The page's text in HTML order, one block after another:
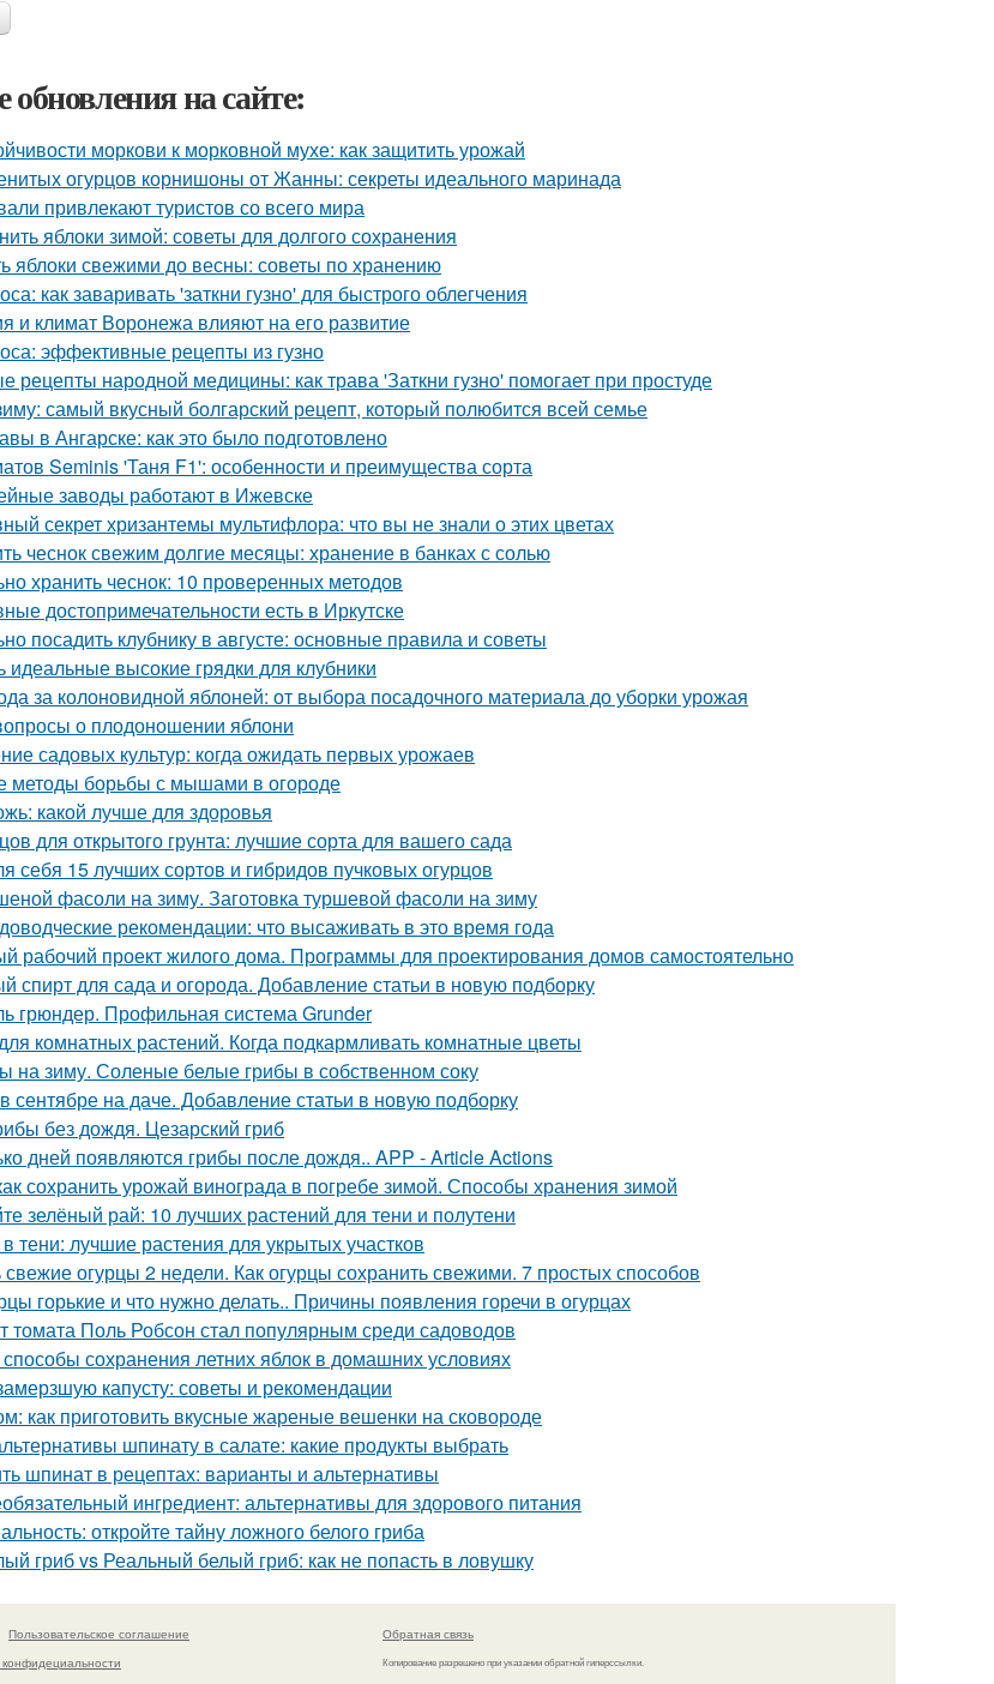
обновления на сайте:
моркови к морковной мухе: как защитить урожай
огурцов корнишоны от Жанны: секреты идеального маринада
привлекают туристов со всего мира
яблоки зимой: советы для долгого сохранения
яблоки свежими до весны: советы по хранению
как заваривать 'заткни гузно' для быстрого облегчения
и климат Воронежа влияют на его развитие
эффективные рецепты из гузно
рецепты народной медицины: как трава 'Заткни гузно' помогает при простуде
самый вкусный болгарский рецепт, который полюбится всей семье
в Ангарске: как это было подготовлено
Seminis 'Таня F1': особенности и преимущества сорта
заводы работают в Ижевске
секрет хризантемы мультифлора: что вы не знали о этих цветах
чеснок свежим долгие месяцы: хранение в банках с солью
хранить чеснок: 10 проверенных методов
достопримечательности есть в Иркутске
посадить клубнику в августе: основные правила и советы
идеальные высокие грядки для клубники
за колоновидной яблоней: от выбора посадочного материала до уборки урожая
о плодоношении яблони
садовых культур: когда ожидать первых урожаев
методы борьбы с мышами в огороде
какой лучше для здоровья
для открытого грунта: лучшие сорта для вашего сада
себя 15 лучших сортов и гибридов пучковых огурцов
фасоли на зиму. Заготовка туршевой фасоли на зиму
рекомендации: что высаживать в это время года
рабочий проект жилого дома. Программы для проектирования домов самостоятельно
спирт для сада и огорода. Добавление статьи в новую подборку
грюндер. Профильная система Grunder
комнатных растений. Когда подкармливать комнатные цветы
на зиму. Соленые белые грибы в собственном соку
сентябре на даче. Добавление статьи в новую подборку
без дождя. Цезарский гриб
дней появляются грибы после дождя.. APP - Article Actions
сохранить урожай винограда в погребе зимой. Способы хранения зимой
зелёный рай: 10 лучших растений для тени и полутени
тени: лучшие растения для укрытых участков
свежие огурцы 2 недели. Как огурцы сохранить свежими. 7 простых способов
горькие и что нужно делать.. Причины появления горечи в огурцах
томата Поль Робсон стал популярным среди садоводов
сохранения летних яблок в домашних условиях
капусту: советы и рекомендации
как приготовить вкусные жареные вешенки на сковороде
шпинату в салате: какие продукты выбрать
шпинат в рецептах: варианты и альтернативы
ингредиент: альтернативы для здорового питания
откройте тайну ложного белого гриба
гриб vs Реальный белый гриб: как не попасть в ловушку
Пользовательское соглашение
Обратная связь
Копирование разрешено при указании обратной гиперссылки.